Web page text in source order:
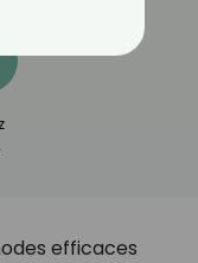
efficaces